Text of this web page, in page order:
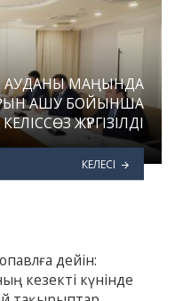
АУДАНЫ МАҢЫНДА
АШУ БОЙЫНША
КЕЛІССӨЗ ЖҮРГІЗІЛДІ
КЕЛЕСІ
дейін:
кезекті күнінде